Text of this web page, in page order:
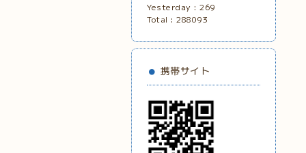
Yesterday : 269
Total : 288093
携帯サイト